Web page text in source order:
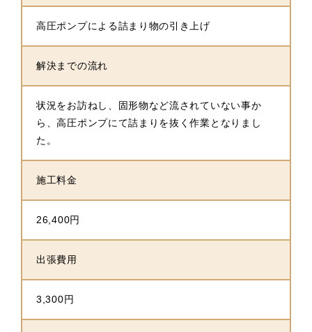
高圧ポンプによる詰まり物の引き上げ
解決までの流れ
状況をお訪ねし、固形物など流されていない事か
ら、高圧ポンプにて詰まりを抜く作業となりまし
た。
施工料金
26,400円
出張費用
3,300円